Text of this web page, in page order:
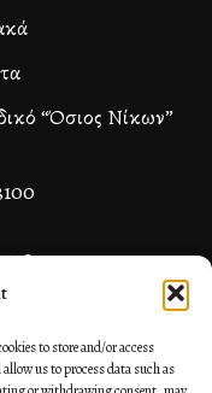
to store and/or access
us to process data such as
“Όσιος Νίκων”